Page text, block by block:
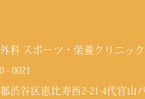
科 スポーツ・栄養クリニッ
- 0021
渋谷区恵比寿西2-21-4代官山